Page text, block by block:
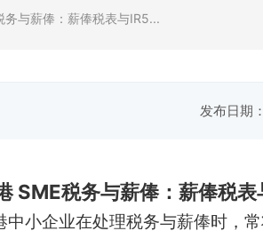
务与薪俸：薪俸税表与IR5...
发布日期
SME税务与薪俸：薪俸税
中小企业在处理税务与薪俸时，